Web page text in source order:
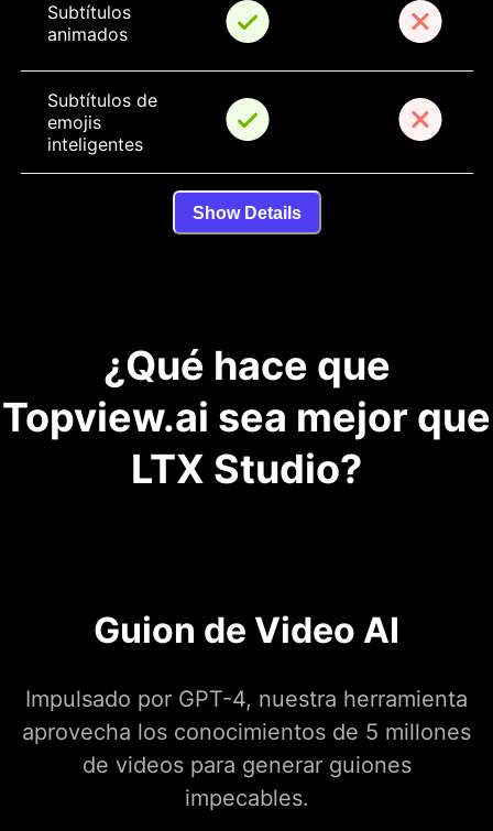
Subtítulos
animados
Subtítulos de
emojis
inteligentes
Show Details
¿Qué hace que
Topview.ai sea mejor que
LTX Studio?
Guion de Video AI
Impulsado por GPT-4, nuestra herramienta
aprovecha los conocimientos de 5 millones
de videos para generar guiones
impecables.